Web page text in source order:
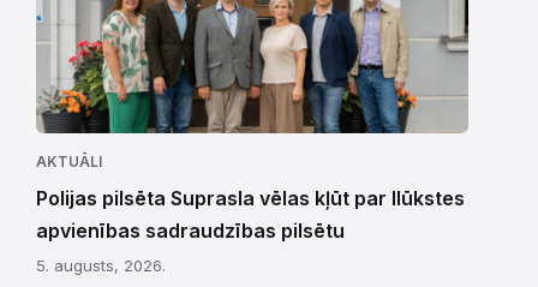
AKTUĀLI
Polijas pilsēta Suprasla vēlas kļūt par Ilūkstes
apvienības sadraudzības pilsētu
5. augusts, 2026.